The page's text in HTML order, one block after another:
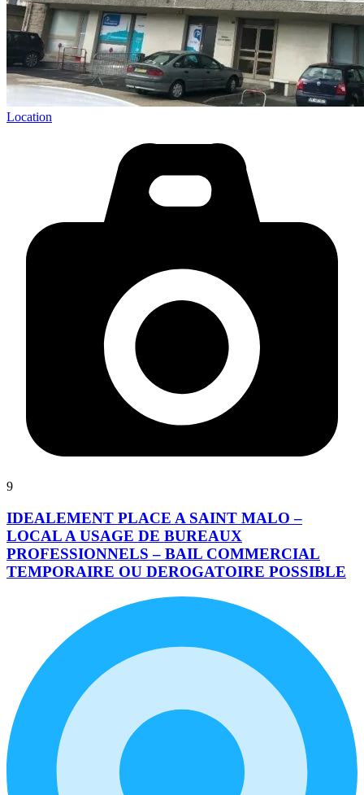
Location
9
IDEALEMENT PLACE A SAINT MALO –
LOCAL A USAGE DE BUREAUX
PROFESSIONNELS – BAIL COMMERCIAL
TEMPORAIRE OU DEROGATOIRE POSSIBLE